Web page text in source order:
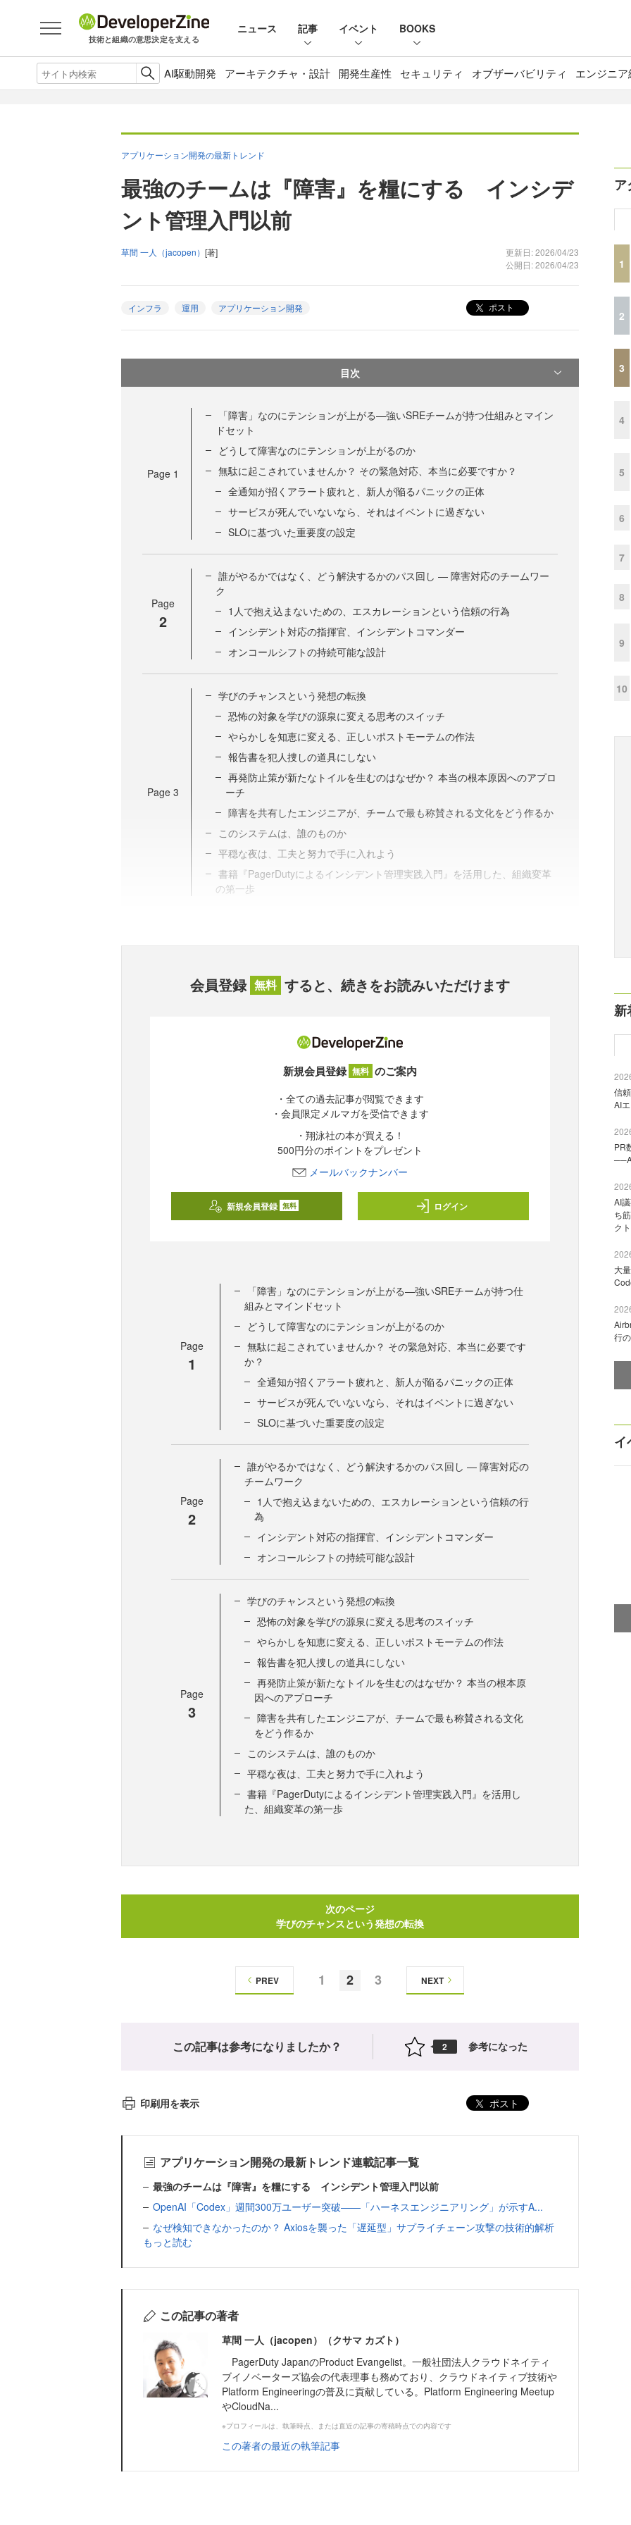
技術と組織の意思決定を支える
ニュース 記事 イベント BOOKS
AI駆動開発 アーキテクチャ・設計 開発生産性 セキュリティ オブザーバビリティ エンジニ
アプリケーション開発の最新トレンド
最強のチームは『障害』を糧にする インシデ
ント管理入門以前
草間 一人（jacopen） [著]
更新日: 2026/04/23
公開日: 2026/04/23
インフラ 運用 アプリケーション開発 ポスト
目次
Page 1
「障害」なのにテンションが上がる—強いSREチームが持つ仕組みとマイン
ドセット
どうして障害なのにテンションが上がるのか
無駄に起こされていませんか？ その緊急対応、本当に必要ですか？
全通知が招くアラート疲れと、新人が陥るパニックの正体
サービスが死んでいないなら、それはイベントに過ぎない
SLOに基づいた重要度の設定
Page
2
誰がやるかではなく、どう解決するかのパス回し — 障害対応のチームワー
ク
1人で抱え込まないための、エスカレーションという信頼の行為
インシデント対応の指揮官、インシデントコマンダー
オンコールシフトの持続可能な設計
Page 3
学びのチャンスという発想の転換
恐怖の対象を学びの源泉に変える思考のスイッチ
やらかしを知恵に変える、正しいポストモーテムの作法
報告書を犯人捜しの道具にしない
再発防止策が新たなトイルを生むのはなぜか？ 本当の根本原因へのアプロ
ーチ
障害を共有したエンジニアが、チームで最も称賛される文化をどう作るか
このシステムは、誰のものか
平穏な夜は、工夫と努力で手に入れよう
書籍『PagerDutyによるインシデント管理実践入門』を活用した、組織変革
の第一歩
会員登録 無料 すると、続きをお読みいただけます
新規会員登録 無料 のご案内
・全ての過去記事が閲覧できます
・会員限定メルマガを受信できます
・翔泳社の本が買える！
500円分のポイントをプレゼント
メールバックナンバー
新規会員登録 無料 ログイン
Page
1
「障害」なのにテンションが上がる—強いSREチームが持つ仕
組みとマインドセット
どうして障害なのにテンションが上がるのか
無駄に起こされていませんか？ その緊急対応、本当に必要です
か？
全通知が招くアラート疲れと、新人が陥るパニックの正体
サービスが死んでいないなら、それはイベントに過ぎない
SLOに基づいた重要度の設定
Page
2
誰がやるかではなく、どう解決するかのパス回し — 障害対応の
チームワーク
1人で抱え込まないための、エスカレーションという信頼の行
為
インシデント対応の指揮官、インシデントコマンダー
オンコールシフトの持続可能な設計
Page
3
学びのチャンスという発想の転換
恐怖の対象を学びの源泉に変える思考のスイッチ
やらかしを知恵に変える、正しいポストモーテムの作法
報告書を犯人捜しの道具にしない
再発防止策が新たなトイルを生むのはなぜか？ 本当の根本原
因へのアプローチ
障害を共有したエンジニアが、チームで最も称賛される文化
をどう作るか
このシステムは、誰のものか
平穏な夜は、工夫と努力で手に入れよう
書籍『PagerDutyによるインシデント管理実践入門』を活用し
た、組織変革の第一歩
次のページ
学びのチャンスという発想の転換
1 2 3
PREV NEXT
この記事は参考になりましたか？ 2 参考になった
印刷用を表示 ポスト
アプリケーション開発の最新トレンド連載記事一覧
最強のチームは『障害』を糧にする インシデント管理入門以前
OpenAI「Codex」週間300万ユーザー突破——「ハーネスエンジニアリング」が示すA...
なぜ検知できなかったのか？ Axiosを襲った「遅延型」サプライチェーン攻撃の技術的解析
もっと読む
この記事の著者
草間 一人（jacopen）（クサマ カズト）
PagerDuty JapanのProduct Evangelist。一般社団法人クラウドネイティ
ブイノベーターズ協会の代表理事も務めており、クラウドネイティブ技術や
Platform Engineeringの普及に貢献している。Platform Engineering Meetup
やCloudNa...
※プロフィールは、執筆時点、または直近の記事の寄稿時点での内容です
この著者の最近の執筆記事
ア
1
2
3
4
5
6
7
8
9
10
新
信
AI
PR
AI
ち
ク
大
行
イ